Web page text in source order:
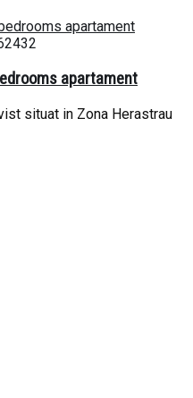
apartament
situat in Zona Herastrau